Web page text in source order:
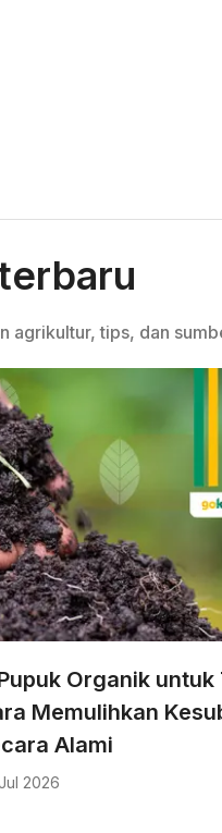
agrikultur, tips, dan
Organik untuk
Memulihkan
Alami
2026